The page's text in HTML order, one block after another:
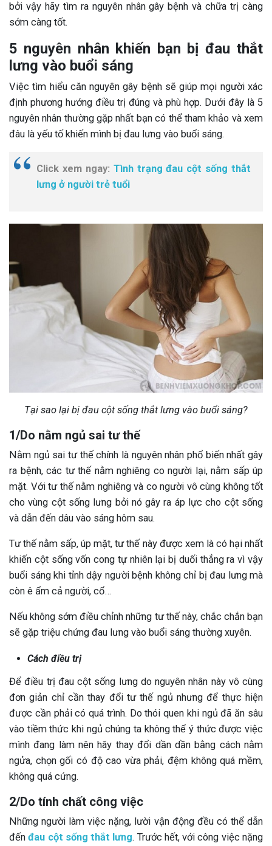
bởi vậy hãy tìm ra nguyên nhân gây bệnh và chữa trị càng
sớm càng tốt.
5 nguyên nhân khiến bạn bị đau thắt
lưng vào buổi sáng
Việc tìm hiểu căn nguyên gây bệnh sẽ giúp mọi người xác
định phương hướng điều trị đúng và phù hợp. Dưới đây là 5
nguyên nhân thường gặp nhất bạn có thể tham khảo và xem
đâu là yếu tố khiến mình bị đau lưng vào buổi sáng.
Click xem ngay: Tình trạng đau cột sống thắt
lưng ở người trẻ tuổi
Tại sao lại bị đau cột sống thắt lưng vào buổi sáng?
1/Do nằm ngủ sai tư thế
Nằm ngủ sai tư thế chính là nguyên nhân phổ biến nhất gây
ra bệnh, các tư thế nằm nghiêng co người lại, nằm sấp úp
mặt. Với tư thế nằm nghiêng và co người vô cùng không tốt
cho vùng cột sống lưng bởi nó gây ra áp lực cho cột sống
và dẫn đến dâu vào sáng hôm sau.
Tư thế nằm sấp, úp mặt, tư thế này được xem là có hại nhất
khiến cột sống vốn cong tự nhiên lại bị duối thẳng ra vì vậy
buổi sáng khi tỉnh dậy người bệnh không chỉ bị đau lưng mà
còn ê ẩm cả người, cổ…
Nếu không sớm điều chỉnh những tư thế này, chắc chắn bạn
sẽ gặp triệu chứng đau lưng vào buổi sáng thường xuyên.
Cách điều trị
Để điều trị đau cột sống lưng do nguyên nhân này vô cùng
đơn giản chỉ cần thay đổi tư thế ngủ nhưng để thực hiện
được cần phải có quá trình. Do thói quen khi ngủ đã ăn sâu
vào tiềm thức khi ngủ chúng ta không thể ý thức được việc
mình đang làm nên hãy thay đổi dần dần bằng cách nằm
ngửa, chọn gối có độ cao vừa phải, đệm không quá mềm,
không quá cứng.
2/Do tính chất công việc
Những người làm việc nặng, lười vận động đều có thể dẫn
đếnđau cột sống thắt lưng. Trước hết, với công việc nặng